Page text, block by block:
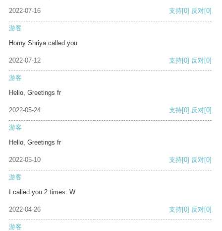
2022-07-16 支持[0] 反对[0]
游客
Horny Shriya called you
2022-07-12 支持[0] 反对[0]
游客
Hello, Greetings fr
2022-05-24 支持[0] 反对[0]
游客
Hello, Greetings fr
2022-05-10 支持[0] 反对[0]
游客
I called you 2 times. W
2022-04-26 支持[0] 反对[0]
游客